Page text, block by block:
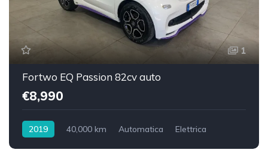
1
Fortwo EQ Passion 82cv auto
€8,990
2019 40,000 km Automatica
Elettrica